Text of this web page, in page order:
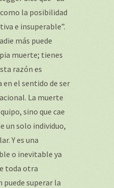
la posibilidad
e insuperable”.
más puede
muerte; tienes
razón es
el sentido de ser
La muerte
sino que cae
un solo individuo,
Y es una
o inevitable ya
toda otra
puede superar la